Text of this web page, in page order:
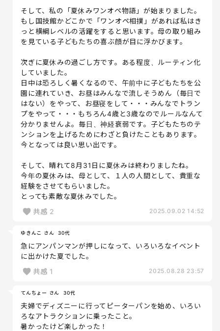
そして、私の「夏休みワンオペ物語」が始まりました。
もし国技館かどこかで「ワンオペ相撲」があれば私はき
っと横綱レベルの活躍をすると思います。母の取り組み
を見ている子どもたちの喜ぶ顔が目に浮かびます。
次ぎに夏休みの過ごし方です。ある程度、ルーティン化
していました。
日中は恐ろしく暑くなるので、午前中に子どもたちを公
園に連れていき、お昼はみんなで流しそうめん（毎日で
はない）をやって、お昼寝をして・・・みんなでトラン
プをやって・・・もちろん4歳と3歳なのでルールなんて
分かりませんよ。毎日、神経衰弱です。子どもたちのテ
ンションを上げるためにわざと負けたこともあります。
今となっては良い思い出です。
そして、晴れて8月31日に夏休みは終わりましたね。
今年の夏休みは、母として、１人の人間として、貴重な
経験をさせてもらいました。
とっても素敵な夏休みでした。
共感 2 2025.09.02 14:52
ゆきんこ さん 30代
急にアンパンマンが押しになって、いろいろなイベント
に出かけた夏でした。
共感 1 2025.08.28 23:57
てんちょー さん 30代
夫婦でディズニーに行ってピーターパンを始め、いろい
ろなアトラクションに乗ったこと。
暑かったけど楽しかった！